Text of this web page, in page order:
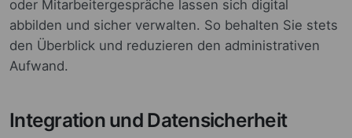
oder Mitarbeitergespräche lassen sich digital
abbilden und sicher verwalten. So behalten Sie stets
den Überblick und reduzieren den administrativen
Aufwand.
Integration und Datensicherheit